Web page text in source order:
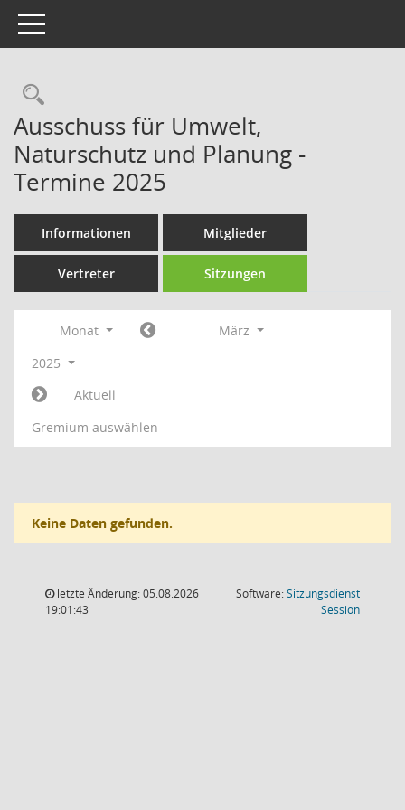
Toggle navigation
Rechercheauswahl
Ausschuss für Umwelt,
Naturschutz und Planung -
Termine 2025
Informationen Mitglieder
Vertreter Sitzungen
Monat
März
2025
Aktuell
Gremium auswählen
Keine Daten gefunden.
letzte Änderung: 05.08.2026
19:01:43
Software:Sitzungsdienst
Session(Wird in